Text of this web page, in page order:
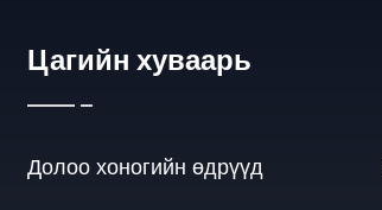
Цагийн хуваарь
Долоо хоногийн өдрүүд